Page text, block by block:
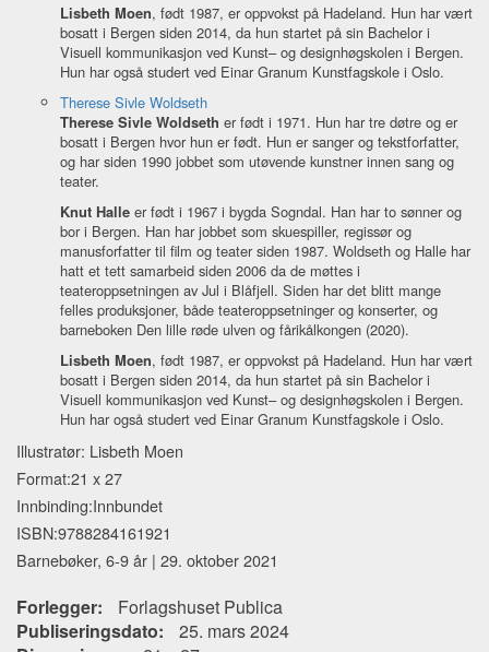
Lisbeth Moen, født 1987, er oppvokst på Hadeland. Hun har vært
bosatt i Bergen siden 2014, da hun startet på sin Bachelor i
Visuell kommunikasjon ved Kunst– og designhøgskolen i Bergen.
Hun har også studert ved Einar Granum Kunstfagskole i Oslo.
Therese Sivle Woldseth
Therese Sivle Woldseth er født i 1971. Hun har tre døtre og er
bosatt i Bergen hvor hun er født. Hun er sanger og tekstforfatter,
og har siden 1990 jobbet som utøvende kunstner innen sang og
teater.
Knut Halle er født i 1967 i bygda Sogndal. Han har to sønner og
bor i Bergen. Han har jobbet som skuespiller, regissør og
manusforfatter til film og teater siden 1987. Woldseth og Halle har
hatt et tett samarbeid siden 2006 da de møttes i
teateroppsetningen av Jul i Blåfjell. Siden har det blitt mange
felles produksjoner, både teateroppsetninger og konserter, og
barneboken Den lille røde ulven og fårikålkongen (2020).
Lisbeth Moen, født 1987, er oppvokst på Hadeland. Hun har vært
bosatt i Bergen siden 2014, da hun startet på sin Bachelor i
Visuell kommunikasjon ved Kunst– og designhøgskolen i Bergen.
Hun har også studert ved Einar Granum Kunstfagskole i Oslo.
Illustratør: Lisbeth Moen
Format:21 x 27
Innbinding:Innbundet
ISBN:9788284161921
Barnebøker, 6-9 år | 29. oktober 2021
Forlegger:
Forlagshuset Publica
Publiseringsdato:
25. mars 2024